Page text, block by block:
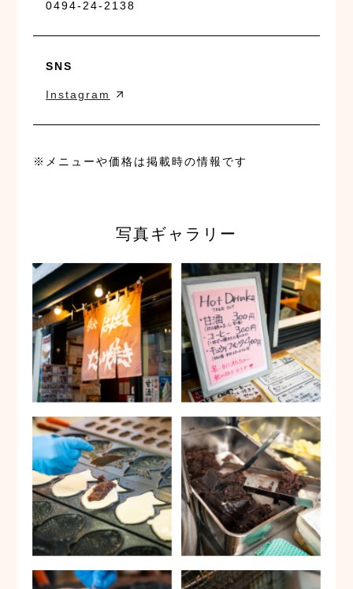
0494-24-2138
SNS
Instagram
※メニューや価格は掲載時の情報です
写真ギャラリー